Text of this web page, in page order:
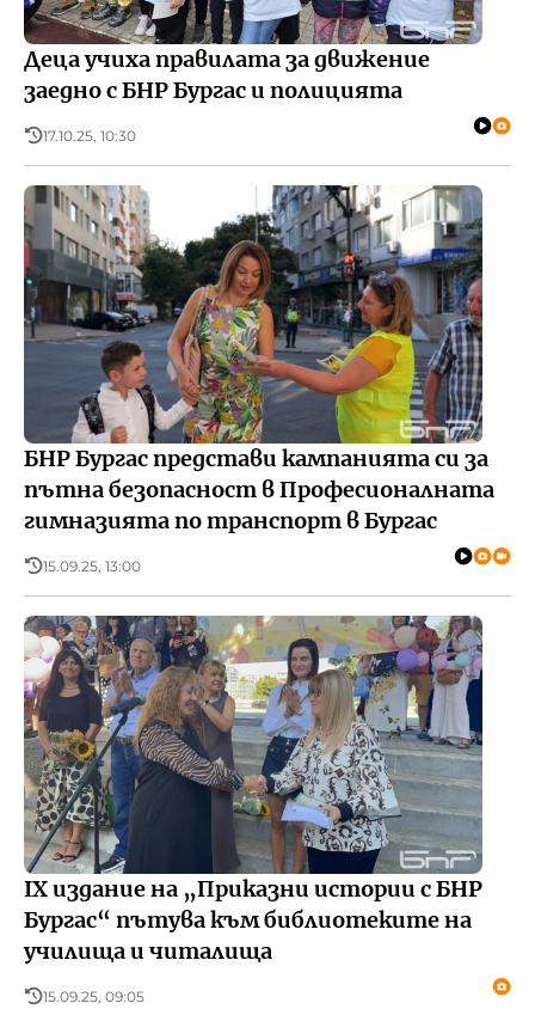
Деца учиха правилата за движение
заедно с БНР Бургас и полицията
17.10.25, 10:30
БНР Бургас представи кампанията си за
пътна безопасност в Професионалната
гимназията по транспорт в Бургас
15.09.25, 13:00
IX издание на „Приказни истории с БНР
Бургас“ пътува към библиотеките на
училища и читалища
15.09.25, 09:05